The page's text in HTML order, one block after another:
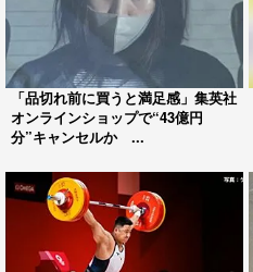
「品切れ前に買うと満足感」集英社
オンラインショップで“43億円
分”キャンセルか ...